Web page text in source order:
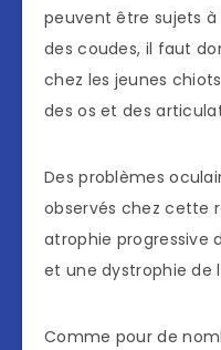
peuvent être sujets à
des coudes, il faut
chez les jeunes
des os et des
Des problèmes
observés chez cette
atrophie progressive
et une dystrophie de
Comme pour de